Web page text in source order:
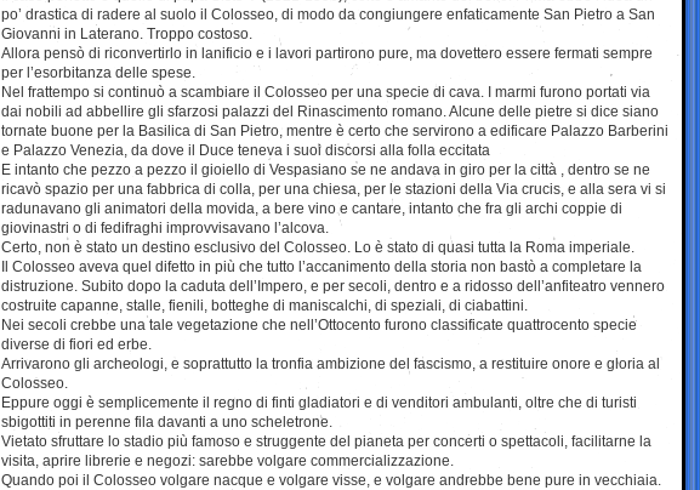
po’ drastica di radere al suolo il Colosseo, di modo da congiungere enfaticamente San Pietro a San
Giovanni in Laterano. Troppo costoso.
Allora pensò di riconvertirlo in lanificio e i lavori partirono pure, ma dovettero essere fermati sempre
per l’esorbitanza delle spese.
Nel frattempo si continuò a scambiare il Colosseo per una specie di cava. I marmi furono portati via
dai nobili ad abbellire gli sfarzosi palazzi del Rinascimento romano. Alcune delle pietre si dice siano
tornate buone per la Basilica di San Pietro, mentre è certo che servirono a edificare Palazzo Barberini
e Palazzo Venezia, da dove il Duce teneva i suoi discorsi alla folla eccitata
E intanto che pezzo a pezzo il gioiello di Vespasiano se ne andava in giro per la città , dentro se ne
ricavò spazio per una fabbrica di colla, per una chiesa, per le stazioni della Via crucis, e alla sera vi si
radunavano gli animatori della movida, a bere vino e cantare, intanto che fra gli archi coppie di
giovinastri o di fedifraghi improvvisavano l’alcova.
Certo, non è stato un destino esclusivo del Colosseo. Lo è stato di quasi tutta la Roma imperiale.
Il Colosseo aveva quel difetto in più che tutto l’accanimento della storia non bastò a completare la
distruzione. Subito dopo la caduta dell’Impero, e per secoli, dentro e a ridosso dell’anfiteatro vennero
costruite capanne, stalle, fienili, botteghe di maniscalchi, di speziali, di ciabattini.
Nei secoli crebbe una tale vegetazione che nell’Ottocento furono classificate quattrocento specie
diverse di fiori ed erbe.
Arrivarono gli archeologi, e soprattutto la tronfia ambizione del fascismo, a restituire onore e gloria al
Colosseo.
Eppure oggi è semplicemente il regno di finti gladiatori e di venditori ambulanti, oltre che di turisti
sbigottiti in perenne fila davanti a uno scheletrone.
Vietato sfruttare lo stadio più famoso e struggente del pianeta per concerti o spettacoli, facilitarne la
visita, aprire librerie e negozi: sarebbe volgare commercializzazione.
Quando poi il Colosseo volgare nacque e volgare visse, e volgare andrebbe bene pure in vecchiaia.